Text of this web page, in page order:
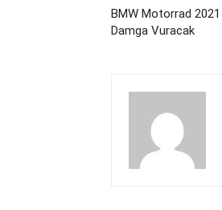
BMW Motorrad 2021
Damga Vuracak